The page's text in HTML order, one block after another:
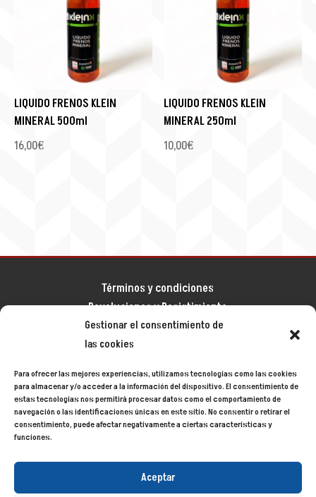
Gestionar el consentimiento de
las cookies
Para ofrecer las mejores experiencias, utilizamos tecnologías como las cookies
para almacenar y/o acceder a la información del dispositivo. El consentimiento de
estas tecnologías nos permitirá procesar datos como el comportamiento de
navegación o las identificaciones únicas en este sitio. No consentir o retirar el
consentimiento, puede afectar negativamente a ciertas características y
funciones.
Aceptar
LIQUIDO FRENOS KLEIN
MINERAL 500ml
16,00€
LIQUIDO FRENOS KLEIN
MINERAL 250ml
10,00€
Términos y condiciones
Devoluciones y Desistimiento
Aviso legal
Política de privacidad
Mapa del sitio
Siecycling